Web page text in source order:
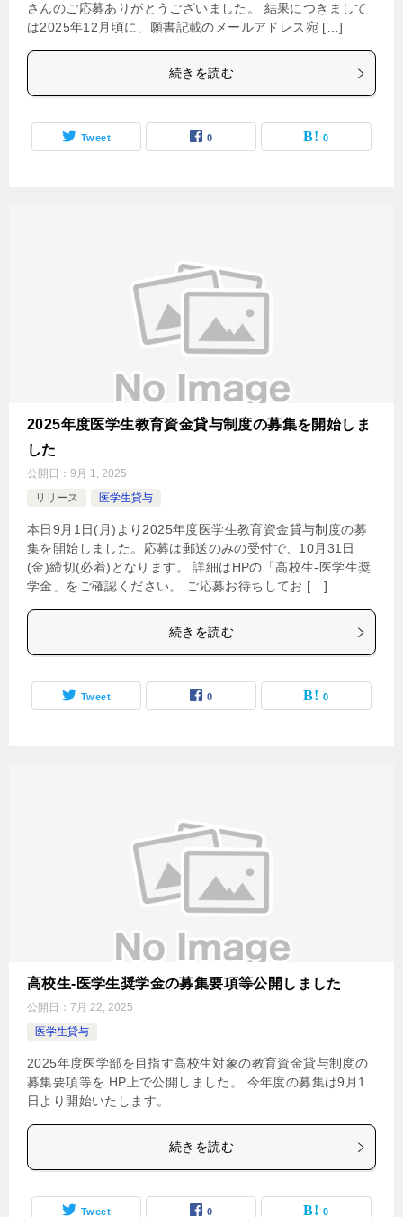
さんのご応募ありがとうございました。 結果につきまして
は2025年12月頃に、願書記載のメールアドレス宛 […]
続きを読む
Tweet 0 0
2025年度医学生教育資金貸与制度の募集を開始しま
した
公開日： 9月 1, 2025
リリース
医学生貸与
本日9月1日(月)より2025年度医学生教育資金貸与制度の募
集を開始しました。応募は郵送のみの受付で、10月31日
(金)締切(必着)となります。 詳細はHPの「高校生-医学生奨
学金」をご確認ください。 ご応募お待ちしてお […]
続きを読む
Tweet 0 0
高校生-医学生奨学金の募集要項等公開しました
公開日： 7月 22, 2025
医学生貸与
2025年度医学部を目指す高校生対象の教育資金貸与制度の
募集要項等を HP上で公開しました。 今年度の募集は9月1
日より開始いたします。
続きを読む
Tweet 0 0